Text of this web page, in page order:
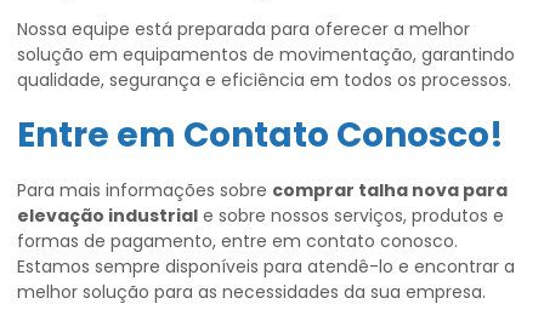
Nossa equipe está preparada para oferecer a melhor
solução em equipamentos de movimentação, garantindo
qualidade, segurança e eficiência em todos os processos.
Entre em Contato Conosco!
Para mais informações sobre comprar talha nova para
elevação industrial e sobre nossos serviços, produtos e
formas de pagamento, entre em contato conosco.
Estamos sempre disponíveis para atendê-lo e encontrar a
melhor solução para as necessidades da sua empresa.